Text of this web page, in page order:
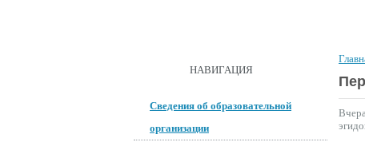
НАВИГАЦИЯ
Сведения об образовательной
организации